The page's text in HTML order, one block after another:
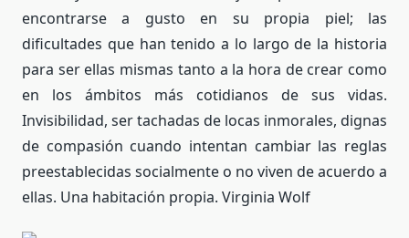
encontrarse a gusto en su propia piel; las
dificultades que han tenido a lo largo de la historia
para ser ellas mismas tanto a la hora de crear como
en los ámbitos más cotidianos de sus vidas.
Invisibilidad, ser tachadas de locas inmorales, dignas
de compasión cuando intentan cambiar las reglas
preestablecidas socialmente o no viven de acuerdo a
ellas. Una habitación propia. Virginia Wolf